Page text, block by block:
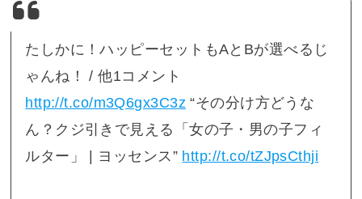
たしかに！ハッピーセットもAとBが選べるじ
ゃんね！ / 他1コメント
http://t.co/m3Q6gx3C3z“その分け方どうな
ん？クジ引きで見える「女の子・男の子フィ
ルター」 | ヨッセンス” http://t.co/tZJpsCthji